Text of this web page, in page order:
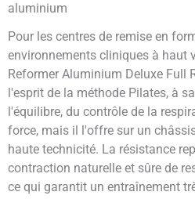
aluminium
Pour les centres de remise en
environnements cliniques à haut
Reformer Aluminium Deluxe Full
l'esprit de la méthode Pilates, à
l'équilibre, du contrôle de la
force, mais il l'offre sur un
haute technicité. La résistance
contraction naturelle et sûre de
ce qui garantit un entraînement